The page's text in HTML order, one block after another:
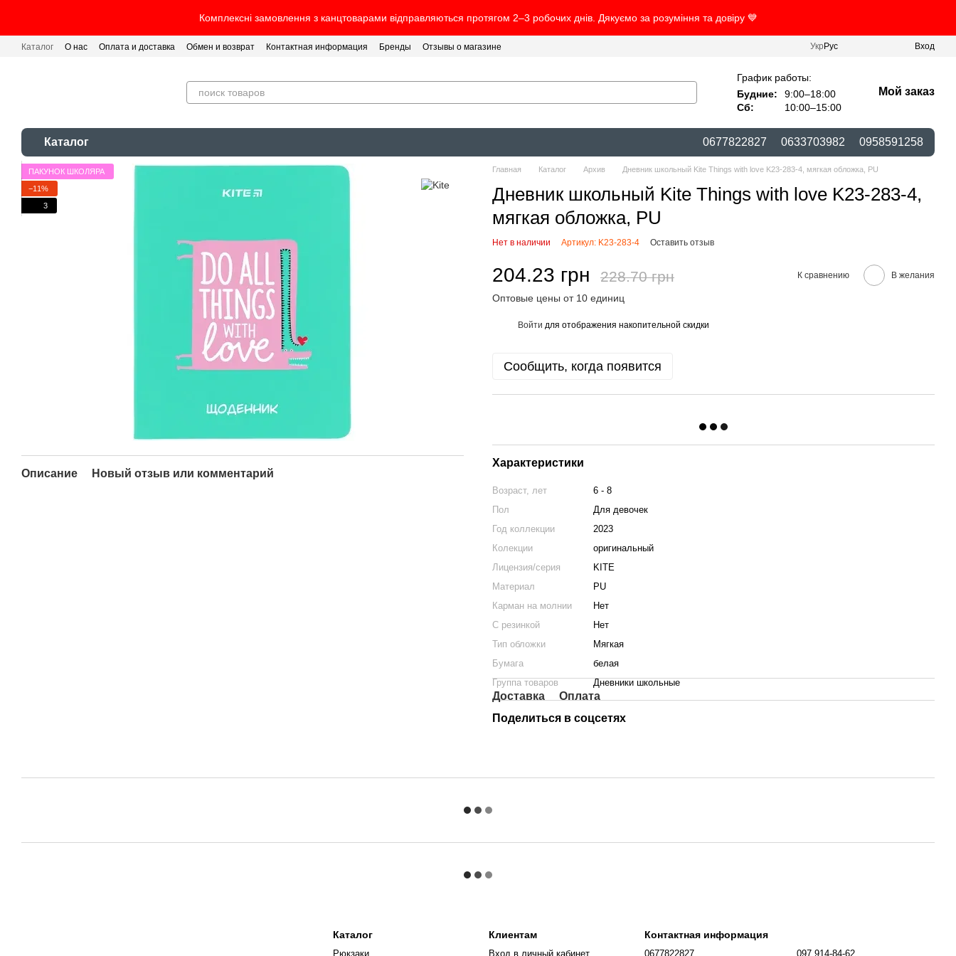
Комплексні замовлення з канцтоварами відправляються протягом 2–3 робочих днів. Дякуємо за розуміння та довіру 💙
Каталог О нас Оплата и доставка Обмен и возврат Контактная информация Бренды Отзывы о магазине Укр Рус Вход
График работы:
Будние:
9:00–18:00
Сб:
10:00–15:00
Мой заказ
Каталог 0677822827 0633703982 0958591258
ПАКУНОК ШКОЛЯРА
−11%
3
Описание Новый отзыв или комментарий
Главная Каталог Архив Дневник школьный Kite Things with love K23-283-4, мягкая обложка, PU
Дневник школьный Kite Things with love K23-283-4,
мягкая обложка, PU
Нет в наличии Артикул: K23-283-4 Оставить отзыв
204.23 грн 228.70 грн К сравнению В желания
Оптовые цены от 10 единиц
Войти для отображения накопительной скидки
Сообщить, когда появится
Характеристики
Возраст, лет
6 - 8
Пол
Для девочек
Год коллекции
2023
Колекции
оригинальный
Лицензия/серия
KITE
Материал
PU
Карман на молнии
Нет
С резинкой
Нет
Тип обложки
Мягкая
Бумага
белая
Группа товаров
Дневники школьные
Доставка
Оплата
Поделиться в соцсетях
Каталог
Рюкзаки
Клиентам
Вход в личный кабинет
Контактная информация
0677822827 097 914-84-62